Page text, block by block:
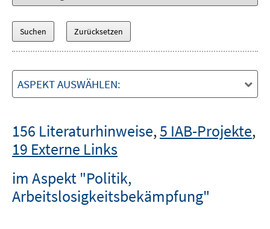
ASPEKT AUSWÄHLEN:
156 Literaturhinweise,5 IAB-Projekte,
19 Externe Links
im Aspekt "Politik,
Arbeitslosigkeitsbekämpfung"